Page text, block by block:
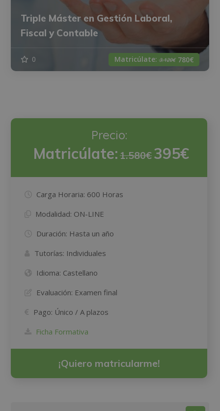
Triple Máster en Gestión Laboral,
Fiscal y Contable
0 Matricúlate:3.120€ 780€
Precio:
Matricúlate:1.580€ 395€
Carga Horaria: 600 Horas
Modalidad: ON-LINE
Duración: Hasta un año
Tutorías: Individuales
Idioma: Castellano
Evaluación: Examen final
Pago: Único / A plazos
Ficha Formativa
¡Quiero matricularme!